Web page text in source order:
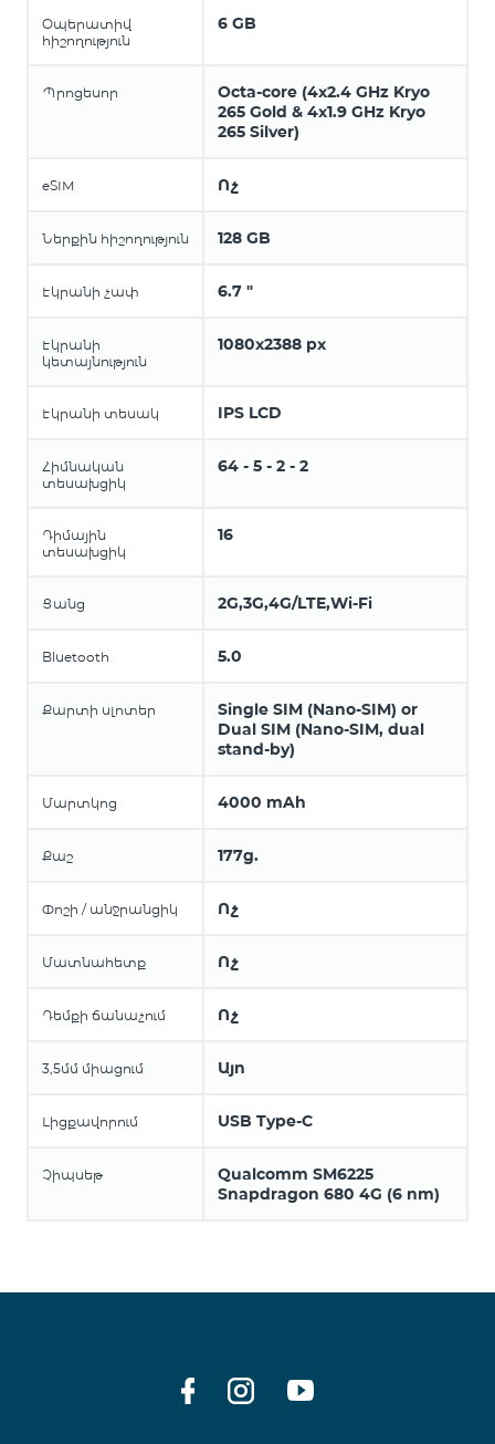
Օպերատիվ
հիշողություն
6 GB
Պրոցեսոր
Octa-core (4x2.4 GHz Kryo
265 Gold & 4x1.9 GHz Kryo
265 Silver)
eSIM Ոչ
Ներքին հիշողություն 128 GB
Էկրանի չափ 6.7 "
Էկրանի
կետայնություն
1080x2388 px
Էկրանի տեսակ IPS LCD
Հիմնական
տեսախցիկ
64 - 5 - 2 - 2
Դիմային
տեսախցիկ
16
Ցանց 2G,3G,4G/LTE,Wi-Fi
Bluetooth 5.0
Քարտի սլոտեր
Single SIM (Nano-SIM) or
Dual SIM (Nano-SIM, dual
stand-by)
Մարտկոց 4000 mAh
Քաշ 177g.
Փոշի / անջրանցիկ Ոչ
Մատնահետք Ոչ
Դեմքի ճանաչում Ոչ
3,5մմ միացում Այո
Լիցքավորում USB Type-C
Չիպսեթ
Qualcomm SM6225
Snapdragon 680 4G (6 nm)